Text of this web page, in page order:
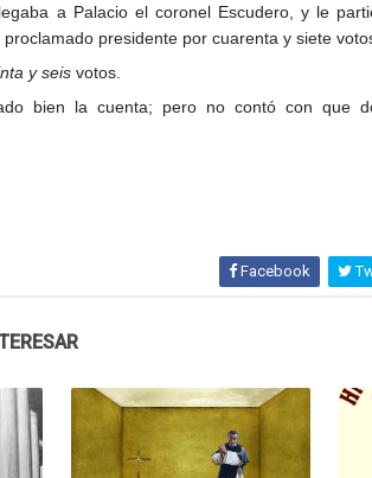
a Palacio el coronel Escudero, y le
presidente por cuarenta y siete
y seis votos.
bien la cuenta; pero no contó con que
Facebook